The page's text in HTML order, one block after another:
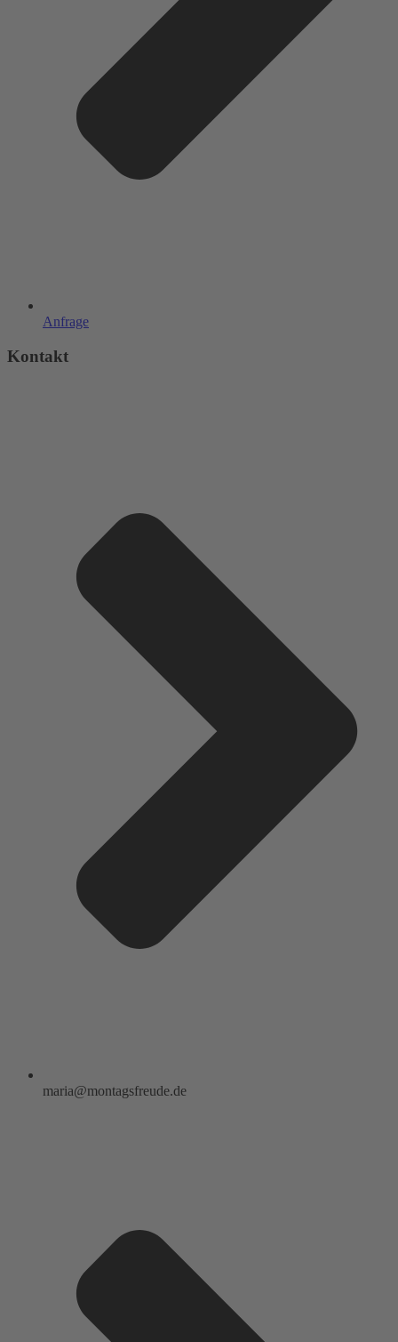
Anfrage
Kontakt
maria@montagsfreude.de